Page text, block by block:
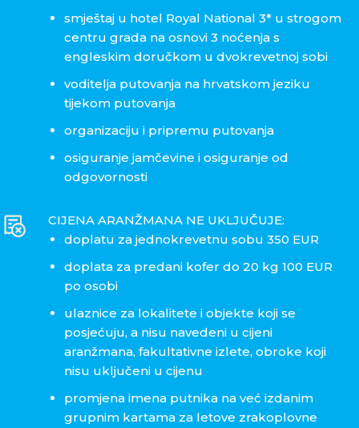
smještaj u hotel Royal National 3* u strogom
centru grada na osnovi 3 noćenja s
engleskim doručkom u dvokrevetnoj sobi
voditelja putovanja na hrvatskom jeziku
tijekom putovanja
organizaciju i pripremu putovanja
osiguranje jamčevine i osiguranje od
odgovornosti
CIJENA ARANŽMANA NE UKLJUČUJE:
doplatu za jednokrevetnu sobu 350 EUR
doplata za predani kofer do 20 kg 100 EUR
po osobi
ulaznice za lokalitete i objekte koji se
posjećuju, a nisu navedeni u cijeni
aranžmana, fakultativne izlete, obroke koji
nisu uključeni u cijenu
promjena imena putnika na već izdanim
grupnim kartama za letove zrakoplovne